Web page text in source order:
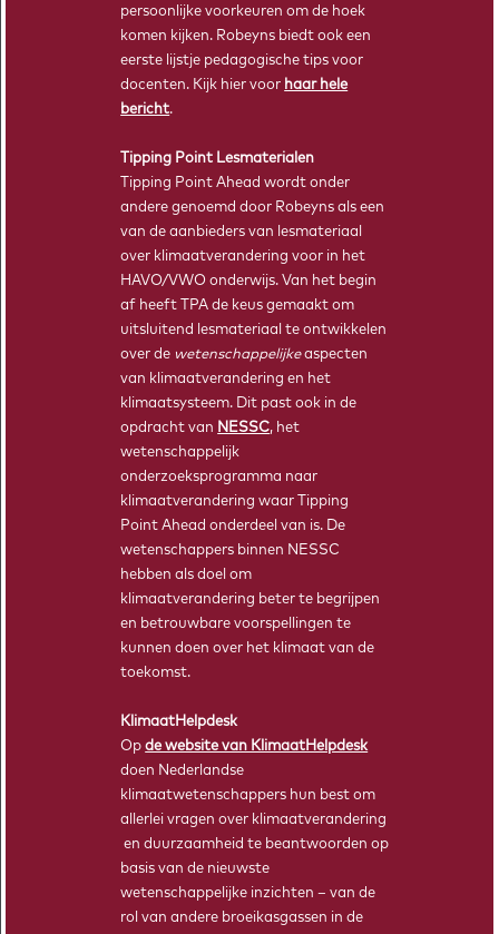
Berekeningen maken over het klimaat doe je met modellen.
Wiskunde is essentieel om die wetten en metingen in een
persoonlijke voorkeuren om de hoek
komen kijken. Robeyns biedt ook een
eerste lijstje pedagogische tips voor
docenten. Kijk hier voor haar hele
bericht.
Tipping Point Lesmaterialen
Tipping Point Ahead wordt onder
andere genoemd door Robeyns als een
van de aanbieders van lesmateriaal
over klimaatverandering voor in het
HAVO/VWO onderwijs. Van het begin
af heeft TPA de keus gemaakt om
uitsluitend lesmateriaal te ontwikkelen
over de wetenschappelijkeaspecten
van klimaatverandering en het
klimaatsysteem. Dit past ook in de
opdracht van NESSC, het
wetenschappelijk
onderzoeksprogramma naar
klimaatverandering waar Tipping
Point Ahead onderdeel van is. De
wetenschappers binnen NESSC
hebben als doel om
klimaatverandering beter te begrijpen
en betrouwbare voorspellingen te
kunnen doen over het klimaat van de
toekomst.
KlimaatHelpdesk
Opde website van KlimaatHelpdesk
doen Nederlandse
klimaatwetenschappers hun best om
allerlei vragen over klimaatverandering
en duurzaamheid te beantwoorden op
basis van de nieuwste
wetenschappelijke inzichten – van de
rol van andere broeikasgassen in de